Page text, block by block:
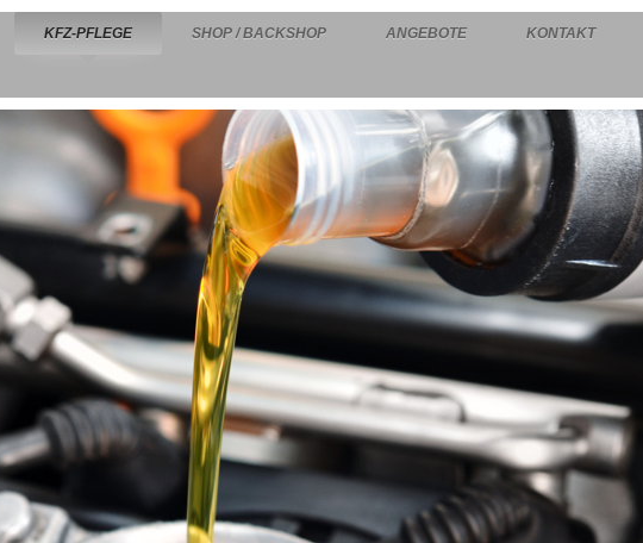
KFZ-PFLEGE SHOP / BACKSHOP ANGEBOTE KONTAKT